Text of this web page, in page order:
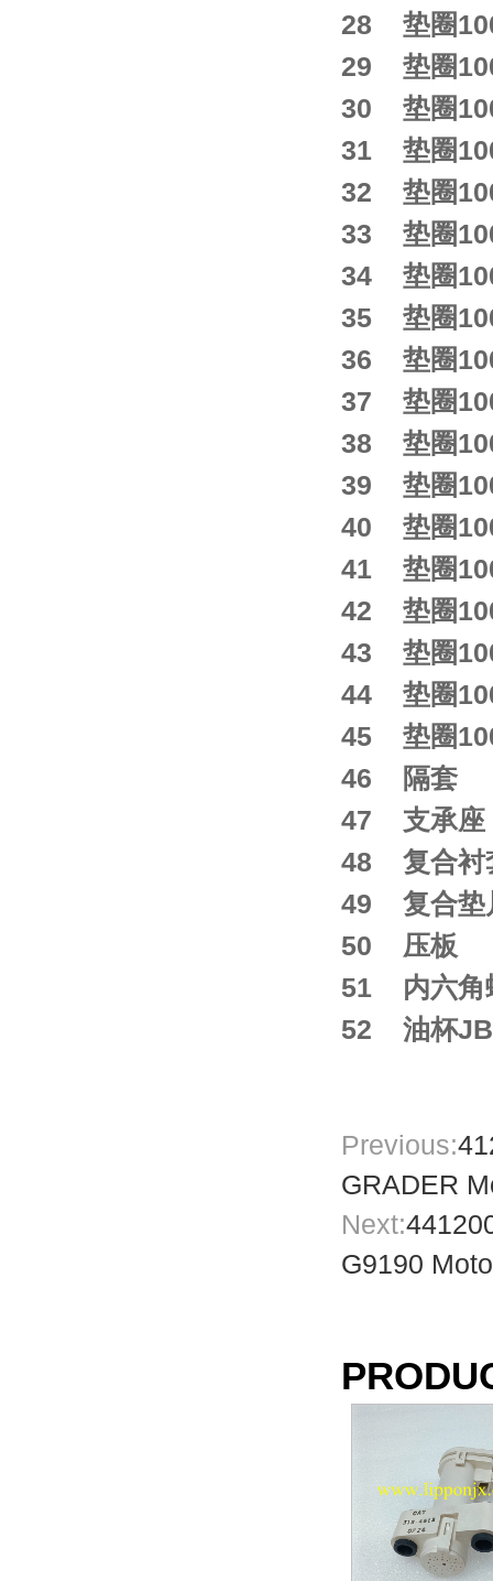
28 垫圈
29 垫圈
30 垫圈
31 垫圈
32 垫圈
33 垫圈
34 垫圈
35 垫圈
36 垫圈
37 垫圈
38 垫圈
39 垫圈
40 垫圈
41 垫圈
42 垫圈
43 垫圈
44 垫圈
45 垫圈
46 隔套
47 支承
48 复合
49 复合
50 压板
51 内六角
52 油杯
Previous:
GRADER
Next:
G9190